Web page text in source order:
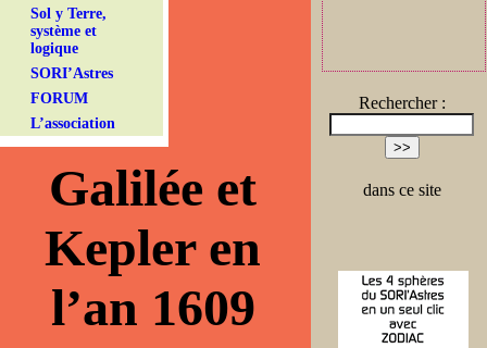
Sol y Terre,
système et
logique
SORI’Astres
FORUM
L’association
Rechercher :
dans ce site
Galilée et
Kepler en
l’an 1609